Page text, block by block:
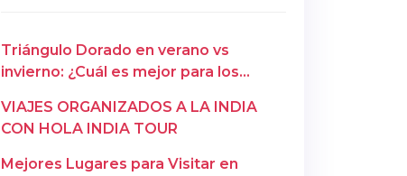
Triángulo Dorado en verano vs
invierno: ¿Cuál es mejor para los
VIAJES ORGANIZADOS A LA INDIA
CON HOLA INDIA TOUR
Mejores Lugares para Visitar en